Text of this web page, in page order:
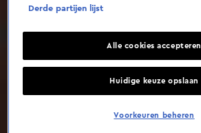
Derde partijen lijst
Alle cookies accepteren
Huidige keuze opslaan
Voorkeuren beheren